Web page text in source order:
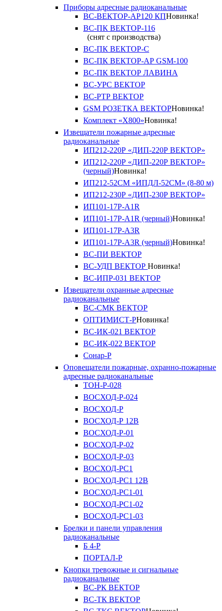
Приборы адресные радиоканальные
ВС-ВЕКТОР-АР120 КПНовинка!
ВС-ПК ВЕКТОР-116
(снят с производства)
ВС-ПК ВЕКТОР-С
ВС-ПК ВЕКТОР-АР GSM-100
ВС-ПК ВЕКТОР ЛАВИНА
ВС-УРС ВЕКТОР
ВС-РТР ВЕКТОР
GSM РОЗЕТКА ВЕКТОРНовинка!
Комплект «X800»Новинка!
Извещатели пожарные адресные
радиоканальные
ИП212-220Р «ДИП-220Р ВЕКТОР»
ИП212-220Р «ДИП-220Р ВЕКТОР»
(черный)Новинка!
ИП212-52СМ «ИПДЛ-52СМ» (8-80 м)
ИП212-230Р «ДИП-230Р ВЕКТОР»
ИП101-17Р-A1R
ИП101-17Р-A1R (черный)Новинка!
ИП101-17Р-A3R
ИП101-17Р-A3R (черный)Новинка!
ВС-ПИ ВЕКТОР
ВС-УДП ВЕКТОР Новинка!
ВС-ИПР-031 ВЕКТОР
Извещатели охранные адресные
радиоканальные
ВС-СМК ВЕКТОР
ОПТИМИСТ-РНовинка!
ВС-ИК-021 ВЕКТОР
ВС-ИК-022 ВЕКТОР
Сонар-Р
Оповещатели пожарные, охранно-пожарные
адресные радиоканальные
ТОН-Р-028
ВОСХОД-Р-024
ВОСХОД-Р
ВОСХОД-Р 12В
ВОСХОД-Р-01
ВОСХОД-Р-02
ВОСХОД-Р-03
ВОСХОД-РС1
ВОСХОД-РС1 12В
ВОСХОД-РС1-01
ВОСХОД-РС1-02
ВОСХОД-РС1-03
Брелки и панели управления
радиоканальные
Б 4-Р
ПОРТАЛ-Р
Кнопки тревожные и сигнальные
радиоканальные
ВС-РК ВЕКТОР
ВС-ТК ВЕКТОР